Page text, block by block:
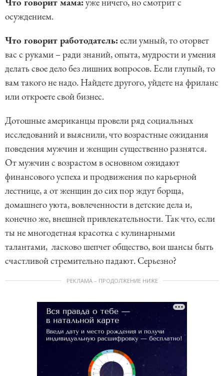
осуждением.
Что говорит работодатель: если умный, то оторвет
вас с руками – ради знаний, опыта, мудрости и умения
делать свое дело без лишних вопросов. Если глупый, то
вам такого не надо. Найдете другого, уйдете на фриланс
или откроете свой бизнес.
Дотошные американцы провели ряд социальных
исследований и выяснили, что возрастные ожидания
поведения мужчин и женщин существенно разнятся.
От мужчин с возрастом в основном ожидают
финансового успеха и продвижения по карьерной
лестнице, а от женщин до сих пор ждут борща,
домашнего уюта, вовлеченности в детские дела и,
конечно же, внешней привлекательности. Так что, если
ты не многодетная красотка с кулинарными
талантами, ласково шепчет общество, вои шансы быть
счастливой стремительно падают. Серьезно?
РЕКЛАМА – ПРОДОЛЖЕНИЕ НИЖЕ